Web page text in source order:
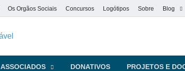
Os Orgãos Sociais Concursos Logótipos Sobre Blog
Braga Ciclável
ASSOCIADOS DONATIVOS PROJETOS E